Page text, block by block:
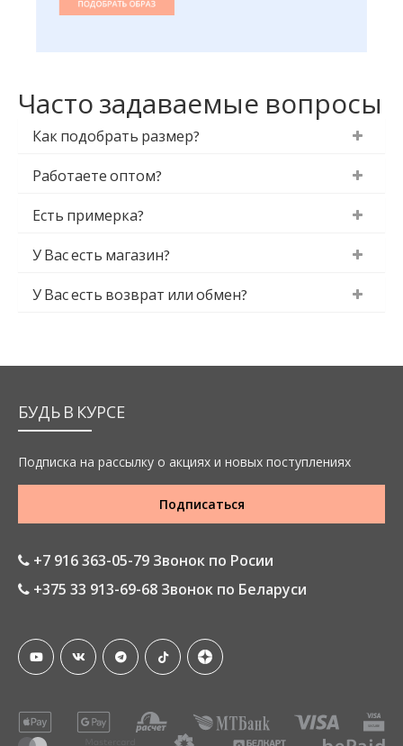
Часто задаваемые вопросы
Как подобрать размер?
Работаете оптом?
Есть примерка?
У Вас есть магазин?
У Вас есть возврат или обмен?
БУДЬ В КУРСЕ
Подписка на рассылку о акциях и новых поступлениях
Подписаться
+7 916 363-05-79 Звонок по Росии
+375 33 913-69-68 Звонок по Беларуси